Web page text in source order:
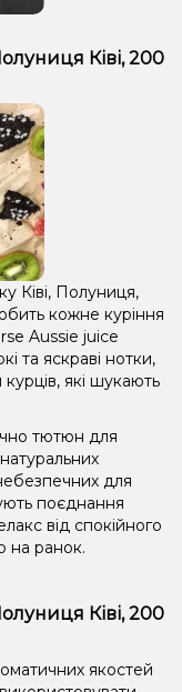
Ківі, 200
Ківі, Полуниця,
кожне куріння
Aussie juice
та яскраві нотки,
які шукають
тютюн для
для
поєднання
від спокійного
на ранок.
Ківі, 200
якостей